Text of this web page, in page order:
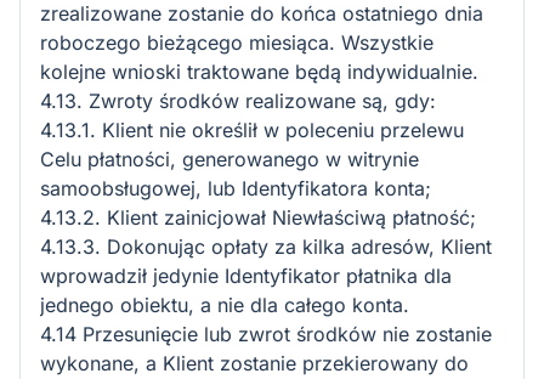
zrealizowane zostanie do końca ostatniego dnia
roboczego bieżącego miesiąca. Wszystkie
kolejne wnioski traktowane będą indywidualnie.
4.13. Zwroty środków realizowane są, gdy:
4.13.1. Klient nie określił w poleceniu przelewu
Celu płatności, generowanego w witrynie
samoobsługowej, lub Identyfikatora konta;
4.13.2. Klient zainicjował Niewłaściwą płatność;
4.13.3. Dokonując opłaty za kilka adresów, Klient
wprowadził jedynie Identyfikator płatnika dla
jednego obiektu, a nie dla całego konta.
4.14 Przesunięcie lub zwrot środków nie zostanie
wykonane, a Klient zostanie przekierowany do